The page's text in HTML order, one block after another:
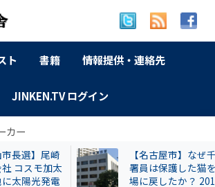
ト 書籍 情報提供・連絡先
JINKEN.TV ログイン
カー
【名古屋市】なぜ千種
署員は保護した猫を現
場に戻したか？ 2013年
【告
興毅
い牛